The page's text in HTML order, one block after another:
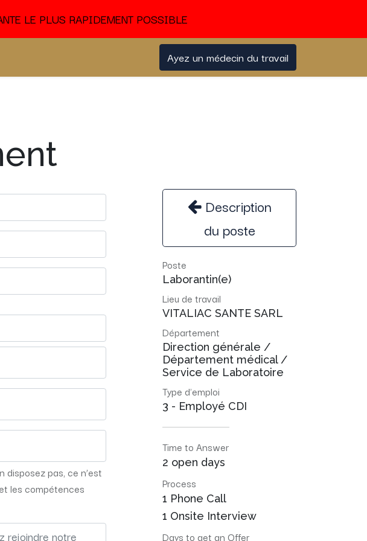
LE PLUS RAPIDEMENT POSSIBLE
Notre Charte fournisseur Charte
Ayez un médecin du travail
disposez pas, ce n’est
les compétences
Description
du poste
Poste
Laborantin(e)
Lieu de travail
VITALIAC SANTE SARL
Département
Direction générale /
Département médical /
Service de Laboratoire
Type d'emploi
3 - Employé CDI
Time to Answer
2 open days
Process
1 Phone Call
1 Onsite Interview
Days to get an Offer